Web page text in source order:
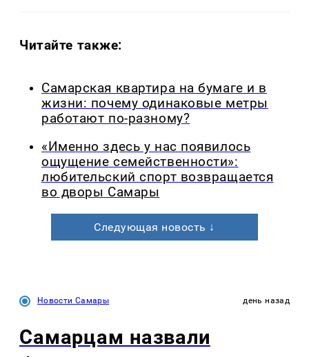
Читайте также:
Самарская квартира на бумаге и в
жизни: почему одинаковые метры
работают по-разному?
«Именно здесь у нас появилось
ощущение семейственности»:
любительский спорт возвращается
во дворы Самары
Следующая новость ↓
Новости Самары день назад
Самарцам назвали